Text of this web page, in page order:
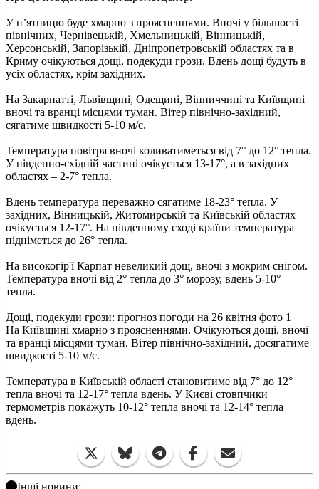
У пʼятницю буде хмарно з проясненнями. Вночі у більшості
північних, Чернівецькій, Хмельницькій, Вінницькій,
Херсонській, Запорізькій, Дніпропетровській областях та в
Криму очікуються дощі, подекуди грози. Вдень дощі будуть в
усіх областях, крім західних.
На Закарпатті, Львівщині, Одещині, Вінниччині та Київщині
вночі та вранці місцями туман. Вітер північно-західний,
сягатиме швидкості 5-10 м/с.
Температура повітря вночі коливатиметься від 7° до 12° тепла.
У південно-східній частині очікується 13-17°, а в західних
областях – 2-7° тепла.
Вдень температура переважно сягатиме 18-23° тепла. У
західних, Вінницькій, Житомирській та Київській областях
очікується 12-17°. На південному сході країни температура
підніметься до 26° тепла.
На високогір'ї Карпат невеликий дощ, вночі з мокрим снігом.
Температура вночі від 2° тепла до 3° морозу, вдень 5-10°
тепла.
Дощі, подекуди грози: прогноз погоди на 26 квітня фото 1
На Київщині хмарно з проясненнями. Очікуються дощі, вночі
та вранці місцями туман. Вітер північно-західний, досягатиме
швидкості 5-10 м/с.
Температура в Київській області становитиме від 7° до 12°
тепла вночі та 12-17° тепла вдень. У Києві стовпчики
термометрів покажуть 10-12° тепла вночі та 12-14° тепла
вдень.
Інші новини: